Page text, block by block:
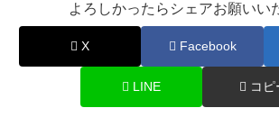
よろしかったらシェアお願いい
X Facebook
LINE コピ